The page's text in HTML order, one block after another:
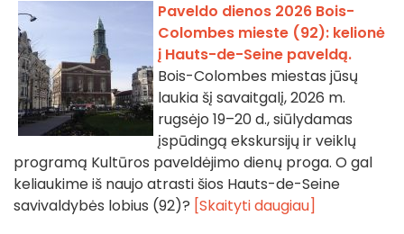
Paveldo dienos 2026 Bois-
Colombes mieste (92): kelionė
į Hauts-de-Seine paveldą.
Bois-Colombes miestas jūsų
laukia šį savaitgalį, 2026 m.
rugsėjo 19–20 d., siūlydamas
įspūdingą ekskursijų ir veiklų
programą Kultūros paveldėjimo dienų proga. O gal
keliaukime iš naujo atrasti šios Hauts-de-Seine
savivaldybės lobius (92)? [Skaityti daugiau]